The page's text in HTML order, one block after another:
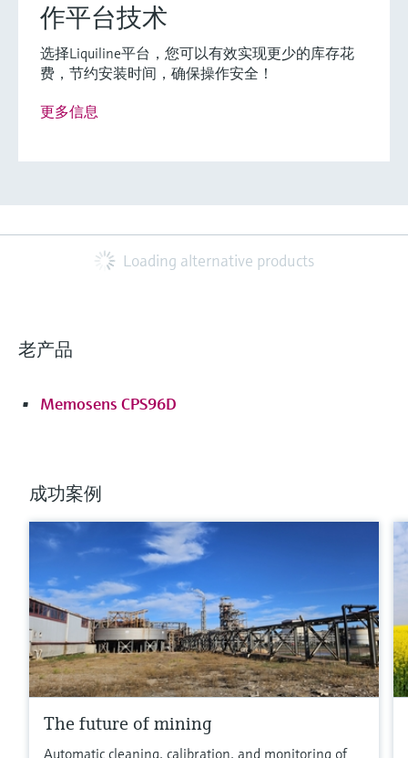
作平台技术
选择Liquiline平台，您可以有效实现更少的库存花
费，节约安装时间，确保操作安全！
更多信息
Loading alternative products
老产品
Memosens CPS96D
成功案例
The future of mining
Automatic cleaning, calibration, and monitoring of